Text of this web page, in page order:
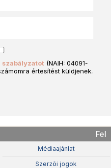
szabályzatot (NAIH: 04091-
értesítést küldjenek.
Fel
Médiaajánlat
Szerzõi jogok